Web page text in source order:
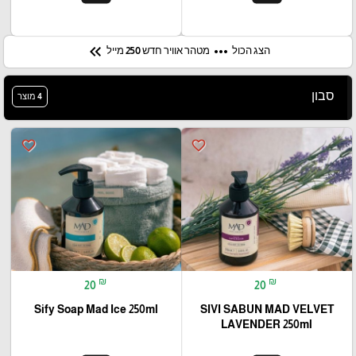
הצג הכול more_horiz מטהר אוויר חדש 250 מייל keyboard_double_arrow_left
סבון 4 מוצר
favorite_border
20 ₪
SIVI SABUN MAD VELVET
LAVENDER 250ml
favorite_border
20 ₪
Sify Soap Mad Ice 250ml